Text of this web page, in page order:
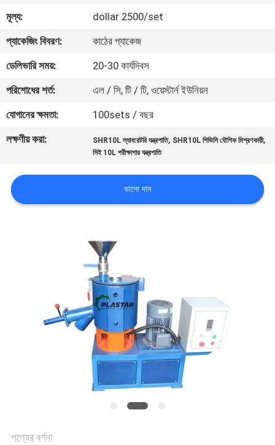
মান
নিয়ন্ত্রণ
যোগাযোগ
করুন
উদ্ধৃতির
আবেদন
POLICY
মূল্য:
dollar 2500/set
প্যাকেজিং বিবরণ:
কাঠের প্যাকেজ
ডেলিভারি সময়:
20-30 কার্যদিবস
পরিশোধের শর্ত:
এল / সি, টি / টি, ওয়েস্টার্ন ইউনিয়ন
যোগানের ক্ষমতা:
100sets / বছর
লক্ষণীয় করা:
SHR10L ল্যাবরেটরি যন্ত্রপাতি, SHR10L পিভিসি যৌগিক মিশ্রণকারী,
সিই 10L পরীক্ষাগার যন্ত্রপাতি
ভালো দাম
পণ্যের বর্ণনা